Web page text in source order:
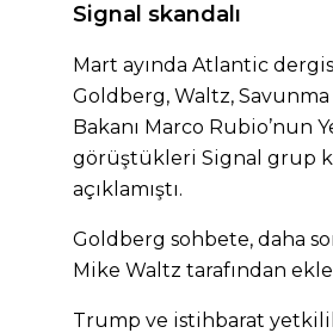
Signal skandalı
Mart ayında Atlantic
Goldberg, Waltz,
Bakanı Marco Rubio’nun
görüştükleri Signal grup
açıklamıştı.
Goldberg sohbete, daha
Mike Waltz tarafından
Trump ve istihbarat